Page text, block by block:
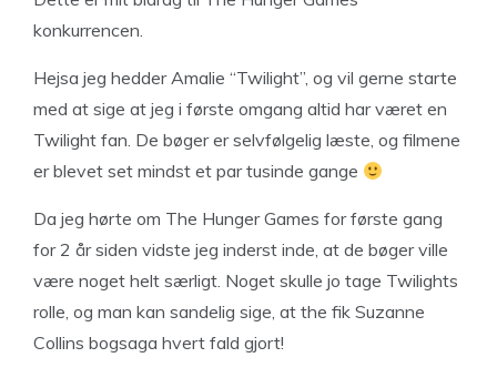
konkurrencen.
Hejsa jeg hedder Amalie “Twilight”, og vil gerne starte
med at sige at jeg i første omgang altid har været en
Twilight fan. De bøger er selvfølgelig læste, og filmene
er blevet set mindst et par tusinde gange
Da jeg hørte om The Hunger Games for første gang
for 2 år siden vidste jeg inderst inde, at de bøger ville
være noget helt særligt. Noget skulle jo tage Twilights
rolle, og man kan sandelig sige, at the fik Suzanne
Collins bogsaga hvert fald gjort!